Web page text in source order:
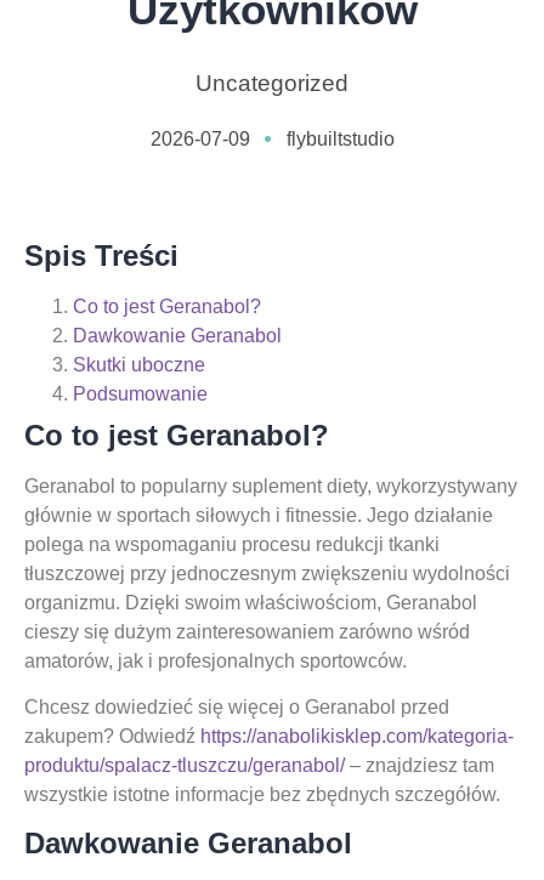
Uncategorized
2026-07-09 flybuiltstudio
Spis Treści
Co to jest Geranabol?
Dawkowanie Geranabol
Skutki uboczne
Podsumowanie
Co to jest Geranabol?
Geranabol to popularny suplement diety, wykorzystywany
głównie w sportach siłowych i fitnessie. Jego działanie
polega na wspomaganiu procesu redukcji tkanki
tłuszczowej przy jednoczesnym zwiększeniu wydolności
organizmu. Dzięki swoim właściwościom, Geranabol
cieszy się dużym zainteresowaniem zarówno wśród
amatorów, jak i profesjonalnych sportowców.
Chcesz dowiedzieć się więcej o Geranabol przed
zakupem? Odwiedź https://anabolikisklep.com/kategoria-
produktu/spalacz-tluszczu/geranabol/– znajdziesz tam
wszystkie istotne informacje bez zbędnych szczegółów.
Dawkowanie Geranabol